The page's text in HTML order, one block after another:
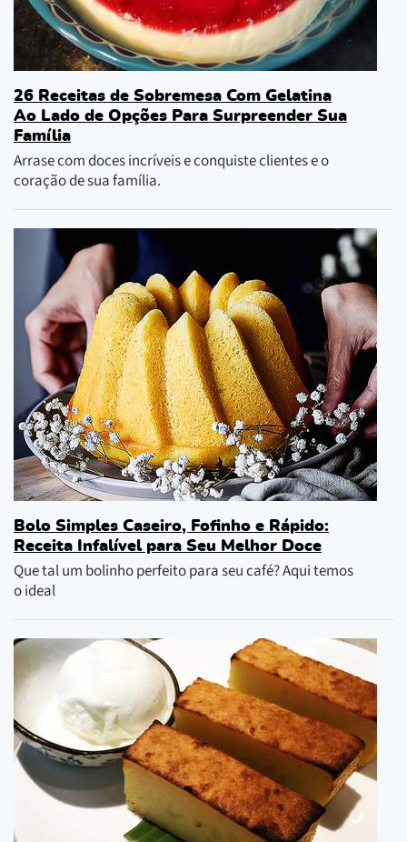
26 Receitas de Sobremesa Com Gelatina
Ao Lado de Opções Para Surpreender Sua
Família
Arrase com doces incríveis e conquiste clientes e o
coração de sua família.
Bolo Simples Caseiro, Fofinho e Rápido:
Receita Infalível para Seu Melhor Doce
Que tal um bolinho perfeito para seu café? Aqui temos
o ideal